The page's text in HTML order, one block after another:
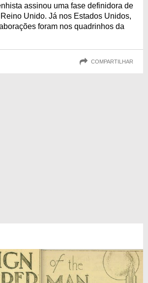
assinou uma fase definidora de
Unido. Já nos Estados Unidos,
foram nos quadrinhos da
COMPARTILHAR